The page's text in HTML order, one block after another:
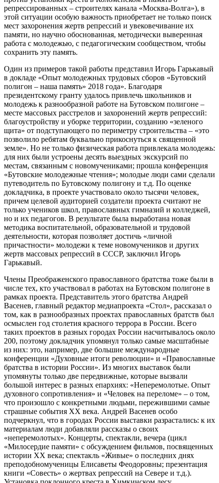
репрессированных – строителях канала «Москва-Волга»), в
этой ситуации особую важность приобретает не только поиск
мест захоронения жертв репрессий и увековечивание их
памяти, но научно обоснованная, методически выверенная
работа с молодежью, с педагогическим сообществом, чтобы
сохранить эту память.
Один из примеров такой работы представил Игорь Гарькавый
в докладе «Опыт молодежных трудовых сборов «Бутовский
полигон – наша память» 2018 года». Благодаря
президентскому гранту удалось привлечь школьников и
молодежь к разнообразной работе на Бутовском полигоне –
месте массовых расстрелов и захоронений жертв репрессий:
благоустройству и уборке территории, созданию «зеленого
щита» от подступающего по периметру строительства – «это
позволило ребятам буквально прикоснуться к священной
земле». Но не только физическая работа привлекала молодежь:
для них были устроены десять выездных экскурсий по
местам, связанным с новомучениками; прошла конференция
«Бутовские молодежные чтения»; молодые люди сами сделали
путеводитель по Бутовскому полигону и т.д. По оценке
докладчика, в проекте участвовало около тысячи человек,
причем целевой аудиторией создатели проекта считают не
только учеников школ, православных гимназий и колледжей,
но и их педагогов. В результате была выработана новая
методика воспитательной, образовательной и трудовой
деятельности, которая позволяет достичь «личной
причастности» молодежи к теме новомучеников и других
жертв массовых репрессий в СССР, заключил Игорь
Гарькавый.
Члены Преображенского православного братства тоже были в
числе тех, кто участвовал в работах на Бутовском полигоне в
рамках проекта. Представитель этого братства Андрей
Васенев, главный редактор медиапроекта «Стол», рассказал о
том, как в разнообразных проектах православных братств был
осмыслен год столетия красного террора в России. Всего
таких проектов в разных городах России насчитывалось около
200, поэтому докладчик упомянул только самые масштабные
из них: это, например, две большие международные
конференции «Духовные итоги революции» и «Православные
братства в истории России». Из многих выставок были
упомянуты только две передвижные, которые вызвали
большой интерес в разных епархиях: «Неперемолотые. Опыт
духовного сопротивления» и «Человек на переломе» – о том,
что произошло с конкретными людьми, пережившими самые
страшные события ХХ века. Андрей Васенев особо
подчеркнул, что в городах России выставки разрастались: к их
материалам люди добавляли рассказы о своих
«неперемолотых». Концерты, спектакли, вечера (цикл
«Милосердие памяти» с обсуждением фильмов, посвященных
истории ХХ века; спектакль «Живые» о последних днях
преподобномученицы Елисаветы Феодоровны; презентация
книги «Совесть» о жертвах репрессий на Севере и т.д.).